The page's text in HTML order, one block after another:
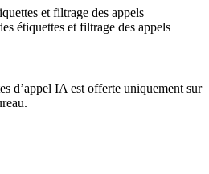
et filtrage des appels
étiquettes et filtrage des appels
d’appel IA est offerte uniquement sur